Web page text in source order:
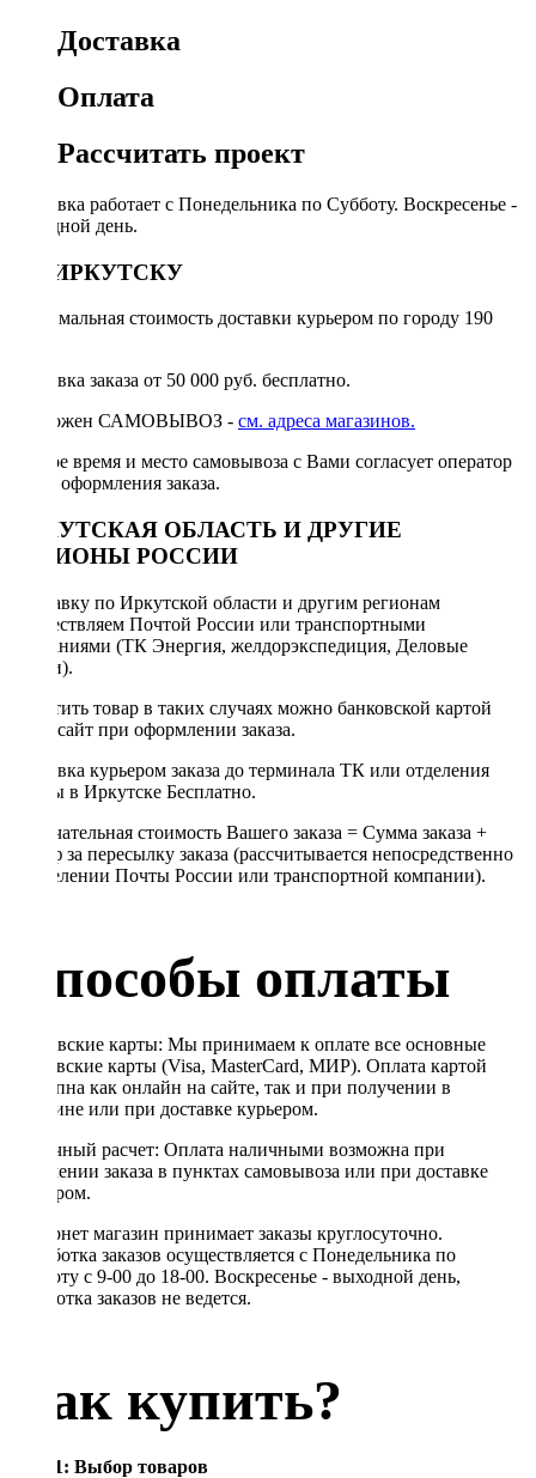
Доставка
Оплата
Рассчитать проект
Доставка работает с Понедельника по Субботу. Воскресенье -
выходной день.
ПО ИРКУТСКУ
Минимальная стоимость доставки курьером по городу 190
Доставка заказа от 50 000 руб. бесплатно.
Возможен САМОВЫВОЗ - см. адреса магазинов.
Точное время и место самовывоза с Вами согласует оператор
после оформления заказа.
ИРКУТСКАЯ ОБЛАСТЬ И ДРУГИЕ
РЕГИОНЫ РОССИИ
Отправку по Иркутской области и другим регионам
осуществляем Почтой России или транспортными
компаниями (ТК Энергия, желдорэкспедиция, Деловые
линии).
Оплатить товар в таких случаях можно банковской картой
через сайт при оформлении заказа.
Доставка курьером заказа до терминала ТК или отделения
Почты в Иркутске Бесплатно.
Окончательная стоимость Вашего заказа = Сумма заказа +
Тариф за пересылку заказа (рассчитывается непосредственно
в отделении Почты России или транспортной компании).
Способы оплаты
Банковские карты: Мы принимаем к оплате все основные
банковские карты (Visa, MasterCard, МИР). Оплата картой
доступна как онлайн на сайте, так и при получении в
магазине или при доставке курьером.
Наличный расчет: Оплата наличными возможна при
получении заказа в пунктах самовывоза или при доставке
курьером.
Интернет магазин принимает заказы круглосуточно.
Обработка заказов осуществляется с Понедельника по
Субботу с 9-00 до 18-00. Воскресенье - выходной день,
обработка заказов не ведется.
Как купить?
Шаг 1: Выбор товаров